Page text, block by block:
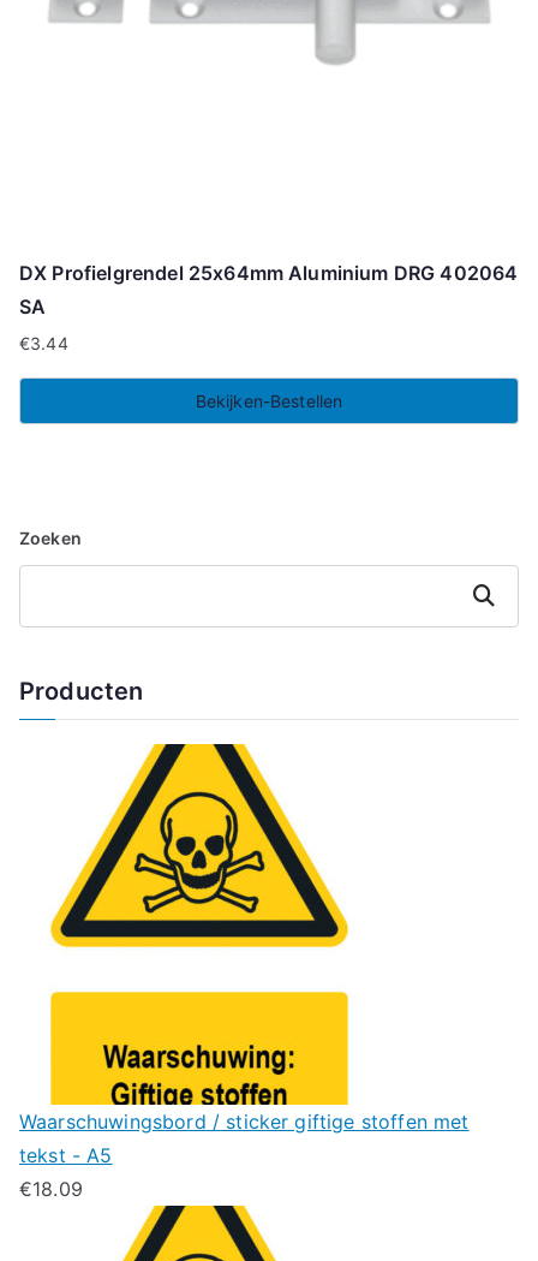
DX Profielgrendel 25x64mm Aluminium DRG 402064
SA
€3.44
Bekijken-Bestellen
Zoeken
Zoeken
Producten
Waarschuwingsbord / sticker giftige stoffen met
tekst - A5
€18.09